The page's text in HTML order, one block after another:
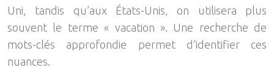
Uni, tandis qu’aux États-Unis, on utilisera plus
souvent le terme « vacation ». Une recherche de
mots-clés approfondie permet d’identifier ces
nuances.